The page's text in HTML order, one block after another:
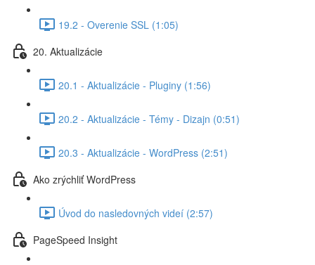
19.2 - Overenie SSL (1:05)
20. Aktualizácie
20.1 - Aktualizácie - Pluginy (1:56)
20.2 - Aktualizácie - Témy - Dizajn (0:51)
20.3 - Aktualizácie - WordPress (2:51)
Ako zrýchliť WordPress
Úvod do nasledovných videí (2:57)
PageSpeed Insight